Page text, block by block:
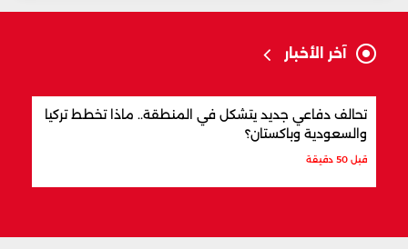
آخر الأخبار
تحالف دفاعي جديد يتشكل في المنطقة.. ماذا تخطط تركيا
والسعودية وباكستان؟
قبل 50 دقيقة